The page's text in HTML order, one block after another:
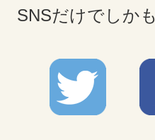
SNSだけでしか